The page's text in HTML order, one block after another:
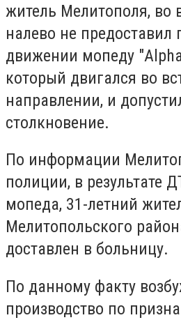
житель Мелитополя, во
налево не предоставил
движении мопеду
который двигался во
направлении, и
столкновение.
По информации
полиции, в результате
мопеда, 31-летний
Мелитопольского
доставлен в больницу.
По данному факту
производство по